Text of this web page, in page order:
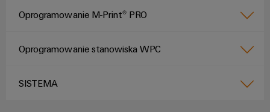
Oprogramowanie M-Print® PRO
Oprogramowanie stanowiska WPC
SISTEMA